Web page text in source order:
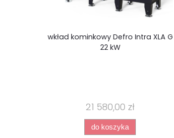
wkład kominkowy Defro Intra XLA G
22 kW
21 580,00 zł
do koszyka